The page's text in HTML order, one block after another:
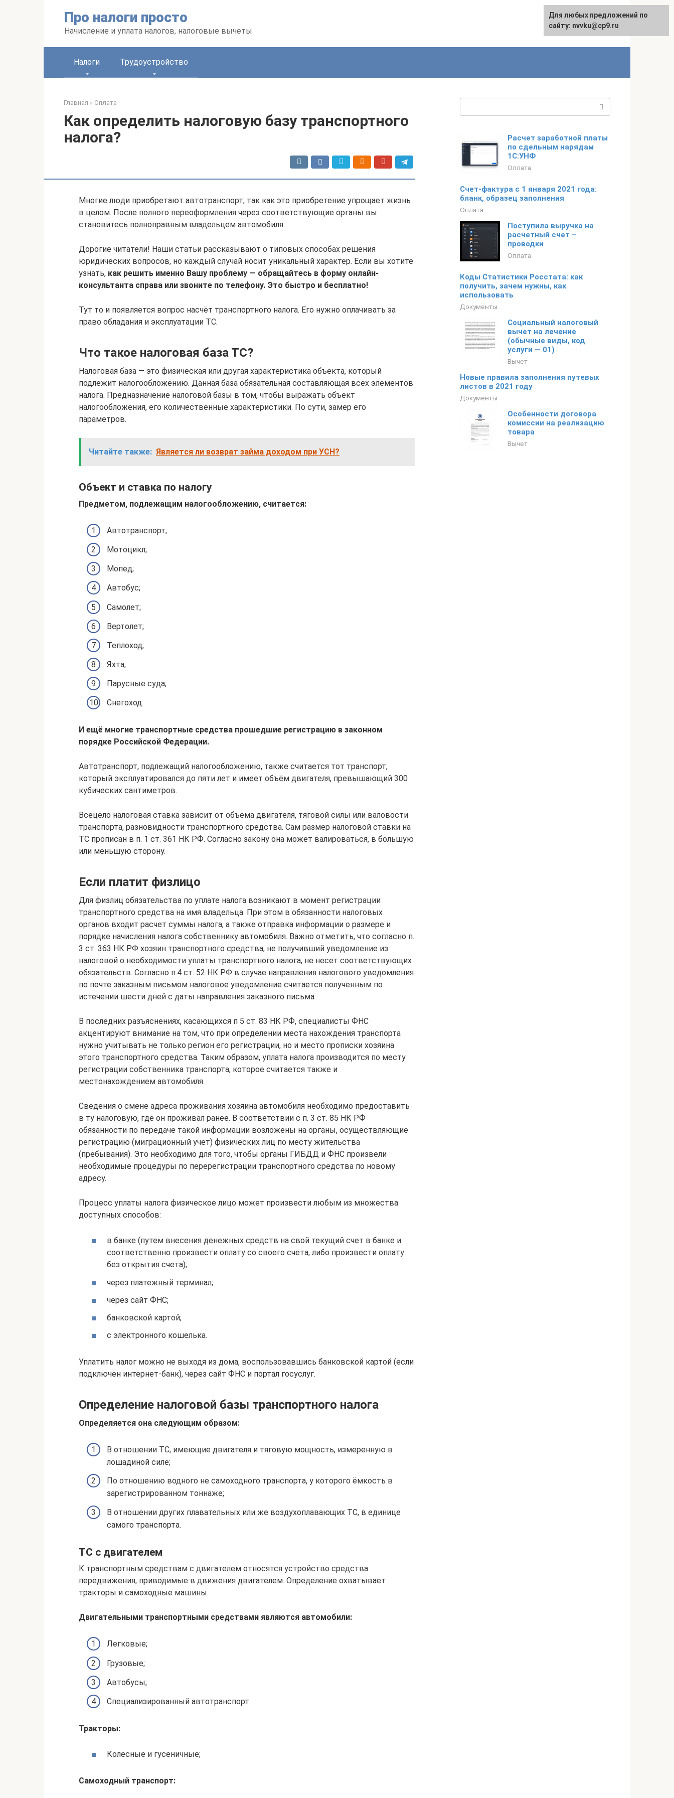
Про налоги просто
Начисление и уплата налогов, налоговые вычеты
English
Налоги Трудоустройство
Главная » Оплата
Как определить налоговую базу транспортного
налога?
Многие люди приобретают автотранспорт, так как это приобретение упрощает жизнь
в целом. После полного переоформления через соответствующие органы вы
становитесь полноправным владельцем автомобиля.
Дорогие читатели! Наши статьи рассказывают о типовых способах решения
юридических вопросов, но каждый случай носит уникальный характер. Если вы хотите
узнать, как решить именно Вашу проблему — обращайтесь в форму онлайн-
консультанта справа или звоните по телефону. Это быстро и бесплатно!
Тут то и появляется вопрос насчёт транспортного налога. Его нужно оплачивать за
право обладания и эксплуатации ТС.
Что такое налоговая база ТС?
Налоговая база — это физическая или другая характеристика объекта, который
подлежит налогообложению. Данная база обязательная составляющая всех элементов
налога. Предназначение налоговой базы в том, чтобы выражать объект
налогообложения, его количественные характеристики. По сути, замер его
параметров.
Читайте также: Является ли возврат займа доходом при УСН?
Объект и ставка по налогу
Предметом, подлежащим налогообложению, считается:
Автотранспорт;
Мотоцикл;
Мопед;
Автобус;
Самолет;
Вертолет;
Теплоход;
Яхта;
Парусные суда;
Снегоход.
И ещё многие транспортные средства прошедшие регистрацию в законном
порядке Российской Федерации.
Автотранспорт, подлежащий налогообложению, также считается тот транспорт,
который эксплуатировался до пяти лет и имеет объём двигателя, превышающий 300
кубических сантиметров.
Всецело налоговая ставка зависит от объёма двигателя, тяговой силы или валовости
транспорта, разновидности транспортного средства. Сам размер налоговой ставки на
ТС прописан в п. 1 ст. 361 НК РФ. Согласно закону она может валироваться, в большую
или меньшую сторону.
Если платит физлицо
Для физлиц обязательства по уплате налога возникают в момент регистрации
транспортного средства на имя владельца. При этом в обязанности налоговых
органов входит расчет суммы налога, а также отправка информации о размере и
порядке начисления налога собственнику автомобиля. Важно отметить, что согласно п.
3 ст. 363 НК РФ хозяин транспортного средства, не получивший уведомление из
налоговой о необходимости уплаты транспортного налога, не несет соответствующих
обязательств. Согласно п.4 ст. 52 НК РФ в случае направления налогового уведомления
по почте заказным письмом налоговое уведомление считается полученным по
истечении шести дней с даты направления заказного письма.
В последних разъяснениях, касающихся п 5 ст. 83 НК РФ, специалисты ФНС
акцентируют внимание на том, что при определении места нахождения транспорта
нужно учитывать не только регион его регистрации, но и место прописки хозяина
этого транспортного средства. Таким образом, уплата налога производится по месту
регистрации собственника транспорта, которое считается также и
местонахождением автомобиля.
Сведения о смене адреса проживания хозяина автомобиля необходимо предоставить
в ту налоговую, где он проживал ранее. В соответствии с п. 3 ст. 85 НК РФ
обязанности по передаче такой информации возложены на органы, осуществляющие
регистрацию (миграционный учет) физических лиц по месту жительства
(пребывания). Это необходимо для того, чтобы органы ГИБДД и ФНС произвели
необходимые процедуры по перерегистрации транспортного средства по новому
адресу.
Процесс уплаты налога физическое лицо может произвести любым из множества
доступных способов:
в банке (путем внесения денежных средств на свой текущий счет в банке и
соответственно произвести оплату со своего счета, либо произвести оплату
без открытия счета);
через платежный терминал;
через сайт ФНС;
банковской картой;
с электронного кошелька.
Уплатить налог можно не выходя из дома, воспользовавшись банковской картой (если
подключен интернет-банк), через сайт ФНС и портал госуслуг.
Определение налоговой базы транспортного налога
Определяется она следующим образом:
В отношении ТС, имеющие двигателя и тяговую мощность, измеренную в
лошадиной силе;
По отношению водного не самоходного транспорта, у которого ёмкость в
зарегистрированном тоннаже;
В отношении других плавательных или же воздухоплавающих ТС, в единице
самого транспорта.
ТС с двигателем
К транспортным средствам с двигателем относятся устройство средства
передвижения, приводимые в движения двигателем. Определение охватывает
тракторы и самоходные машины.
Двигательными транспортными средствами являются автомобили:
Легковые;
Грузовые;
Автобусы;
Специализированный автотранспорт.
Тракторы:
Колесные и гусеничные;
Самоходный транспорт:
Расчет заработной платы
по сдельным нарядам
1С:УНФ
Оплата
Счет-фактура с 1 января 2021 года:
бланк, образец заполнения
Оплата
Поступила выручка на
расчетный счет –
проводки
Оплата
Коды Статистики Росстата: как
получить, зачем нужны, как
использовать
Документы
Социальный налоговый
вычет на лечение
(обычные виды, код
услуги — 01)
Вычет
Новые правила заполнения путевых
листов в 2021 году
Документы
Особенности договора
комиссии на реализацию
товара
Вычет
Для любых предложений по
сайту: nvvku@cp9.ru